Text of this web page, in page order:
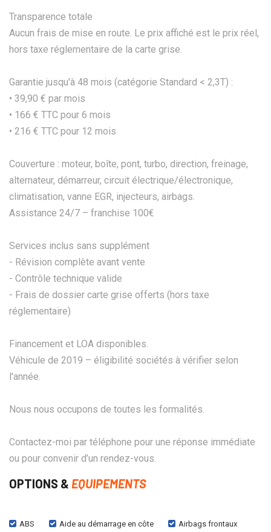
Transparence totale
Aucun frais de mise en route. Le prix affiché est le prix réel,
hors taxe réglementaire de la carte grise.
Garantie jusqu'à 48 mois (catégorie Standard < 2,3T) :
• 39,90 € par mois
• 166 € TTC pour 6 mois
• 216 € TTC pour 12 mois
Couverture : moteur, boîte, pont, turbo, direction, freinage,
alternateur, démarreur, circuit électrique/électronique,
climatisation, vanne EGR, injecteurs, airbags.
Assistance 24/7 – franchise 100€
Services inclus sans supplément
- Révision complète avant vente
- Contrôle technique valide
- Frais de dossier carte grise offerts (hors taxe
réglementaire)
Financement et LOA disponibles.
Véhicule de 2019 – éligibilité sociétés à vérifier selon
l'année.
Nous nous occupons de toutes les formalités.
Contactez-moi par téléphone pour une réponse immédiate
ou pour convenir d’un rendez-vous.
OPTIONS & EQUIPEMENTS
ABS Aide au démarrage en côte
Airbags frontaux